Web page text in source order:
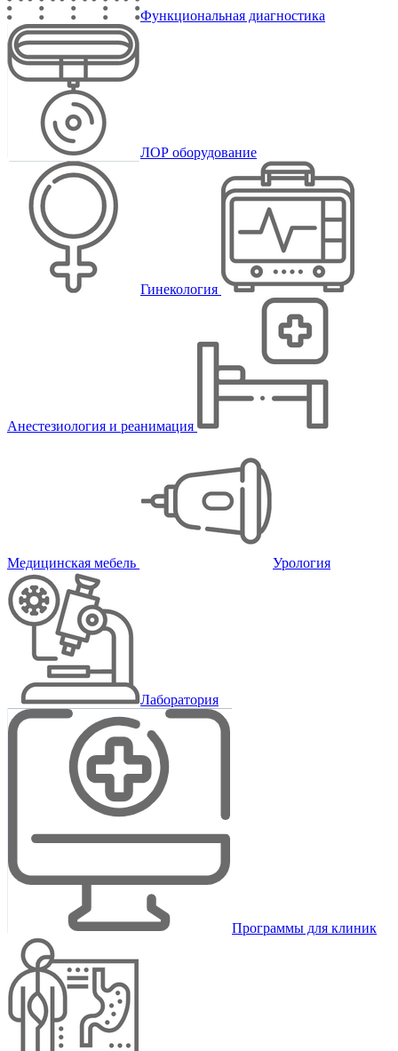
Функциональная диагностика
ЛОР оборудование
Гинекология
Анестезиология и реанимация
Медицинская мебель Урология
Лаборатория
Программы для клиник